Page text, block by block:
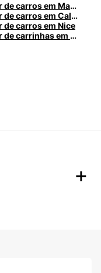
Aluguer de carros em Madrid
Aluguer de carros em Caldas da Rainha
de carros em Nice
Aluguer de carrinhas em Santa Maria da Feira